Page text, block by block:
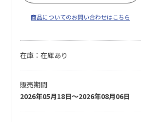
商品についてのお問い合わせはこちら
在庫：在庫あり
販売期間
2026年05月18日～2026年08月06日